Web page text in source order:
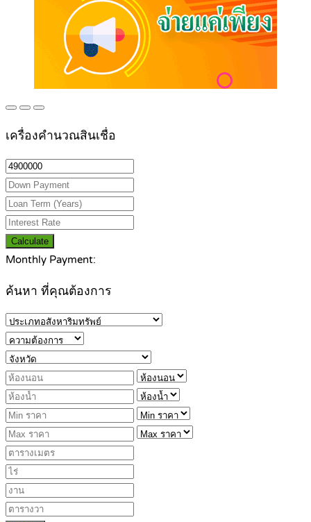
เครื่องคำนวณสินเชื่อ
Calculate
Monthly Payment:
ค้นหา ที่คุณต้องการ